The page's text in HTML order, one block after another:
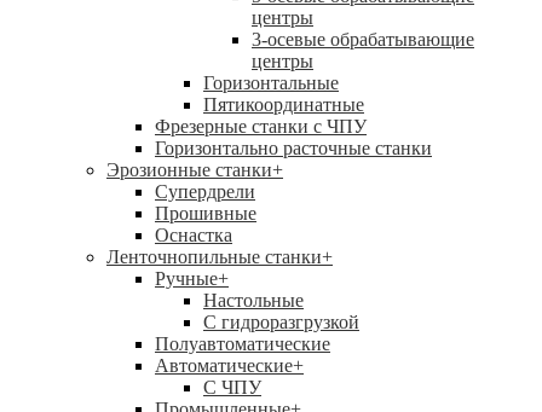
центры
3-осевые обрабатывающие
центры
Горизонтальные
Пятикоординатные
Фрезерные станки с ЧПУ
Горизонтально расточные станки
Эрозионные станки+
Супердрели
Прошивные
Оснастка
Ленточнопильные станки+
Ручные+
Настольные
С гидроразгрузкой
Полуавтоматические
Автоматические+
С ЧПУ